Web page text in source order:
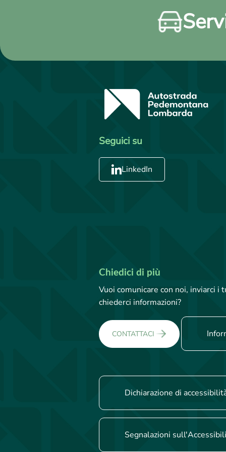
Seguici su
LinkedIn
Chiedici di più
Vuoi comunicare con noi, inviarci
chiederci informazioni?
CONTATTACI
Dichiarazione di
Segnalazioni